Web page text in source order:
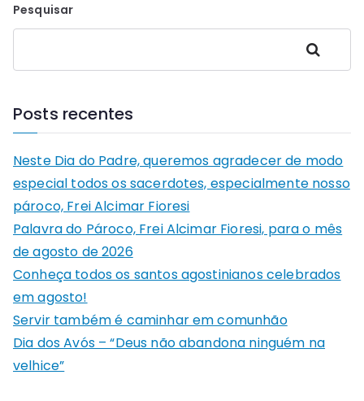
Pesquisar
Pesquisar
Posts recentes
Neste Dia do Padre, queremos agradecer de modo
especial todos os sacerdotes, especialmente nosso
pároco, Frei Alcimar Fioresi
Palavra do Pároco, Frei Alcimar Fioresi, para o mês
de agosto de 2026
Conheça todos os santos agostinianos celebrados
em agosto!
Servir também é caminhar em comunhão
Dia dos Avós – “Deus não abandona ninguém na
velhice”